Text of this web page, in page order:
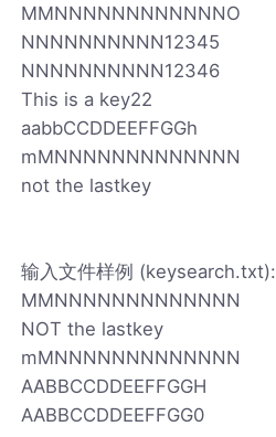
MMNNNNNNNNNNNNO
NNNNNNNNNN12345
NNNNNNNNNN12346
This is a key22
aabbCCDDEEFFGGh
mMNNNNNNNNNNNNN
not the lastkey
输入文件样例 (keysearch.txt):
MMNNNNNNNNNNNNN
NOT the lastkey
mMNNNNNNNNNNNNN
AABBCCDDEEFFGGH
AABBCCDDEEFFGG0